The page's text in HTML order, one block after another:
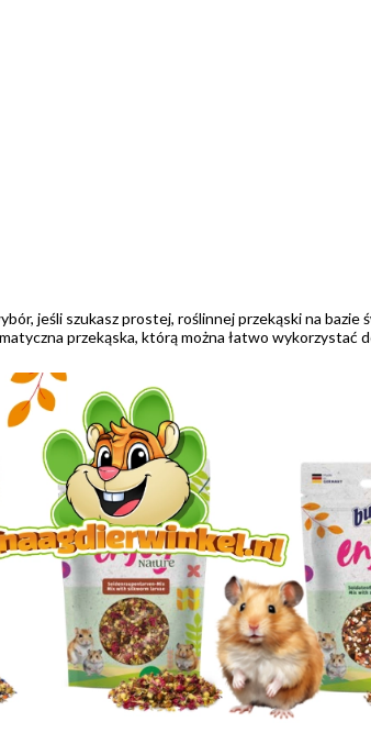
jeśli szukasz prostej, roślinnej przekąski na bazie
przekąska, którą można łatwo wykorzystać